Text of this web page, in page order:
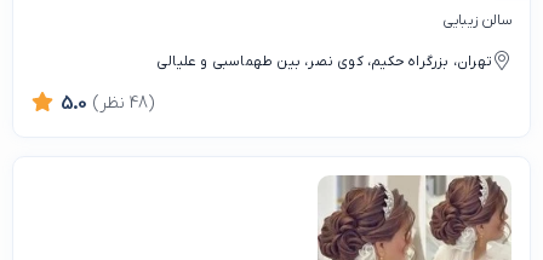
سالن زیبایی
تهران، بزرگراه حکیم، کوی نصر، بین طهماسبی و علیالی
5.0 (48 نظر)